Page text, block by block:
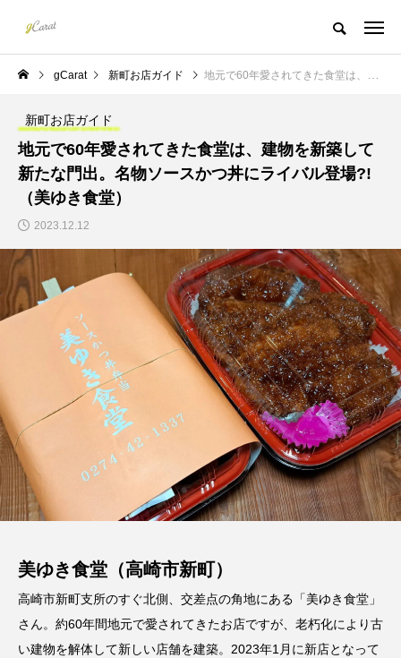
gCarat 新町お店ガイド 地元で60年愛されてきた食堂は、建物を新築して新たな門出。名物ソースかつ丼にライバル登場?!（美ゆき食堂）
新町お店ガイド
地元で60年愛されてきた食堂は、建物を新築して
新たな門出。名物ソースかつ丼にライバル登場?!
（美ゆき食堂）
2023.12.12
美ゆき食堂（高崎市新町）
高崎市新町支所のすぐ北側、交差点の角地にある「美ゆき食堂」
さん。約60年間地元で愛されてきたお店ですが、老朽化により古
い建物を解体して新しい店舗を建築。2023年1月に新店となって